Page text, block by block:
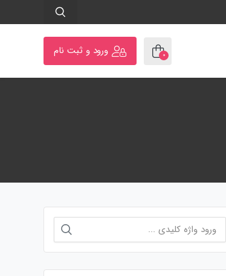
۰ ورود و ثبت نام
جستجو
برای: